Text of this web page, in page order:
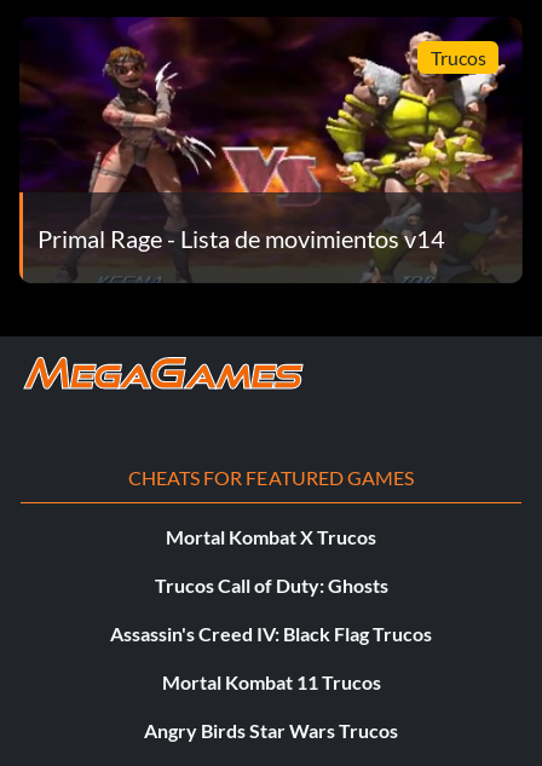
Trucos
Primal Rage - Lista de movimientos v14
CHEATS FOR FEATURED GAMES
Mortal Kombat X Trucos
Trucos Call of Duty: Ghosts
Assassin's Creed IV: Black Flag Trucos
Mortal Kombat 11 Trucos
Angry Birds Star Wars Trucos